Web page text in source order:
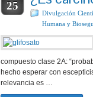
25
Divulgación
Humana y
compuesto clase 2A:
hecho esperar con
relevancia es …